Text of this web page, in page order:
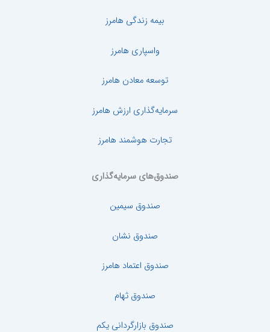
بیمه زندگی هامرز
واسپاری هامرز
توسعه معادن هامرز
سرمایه‌گذاری ارزش هامرز
تجارت هوشمند هامرز
صندوق‌های سرمایه‌گذاری
صندوق سیمین
صندوق نشان
صندوق اعتماد هامرز
صندوق ثهام
صندوق بازارگردانی یکم